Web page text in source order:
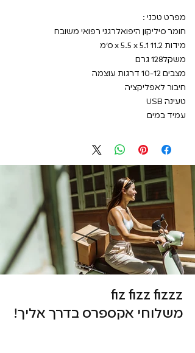
מפרט טכני :
חומר סיליקון היפואלרגני רפואי משובח
מידות 11.2 x 5.5 x 5.1 ס״מ
משקל128 גרם
מצבים 10-12 דרגות עוצמה
חיבור לאפליקציה
טעינה USB
עמיד במים
fiz fizz fizzz
משלוחי אקספרס בדרך אליך!